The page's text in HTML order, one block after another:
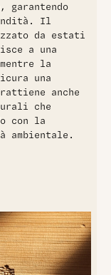
garantendo
Il
da estati
a una
la
una
anche
che
con la